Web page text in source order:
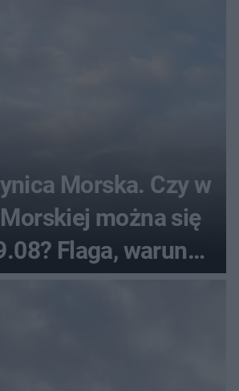
Morska. Czy w
można się
Flaga, warunki
pogodowe